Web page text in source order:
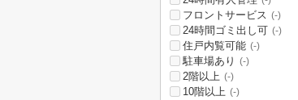
フロントサービス (-)
24時間ゴミ出し可 (-)
住戸内覧可能 (-)
駐車場あり (-)
2階以上 (-)
10階以上 (-)